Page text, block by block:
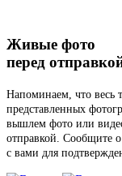
Живые фото
перед
Напоминаем, что весь
представленных
вышлем фото или
отправкой. Сообщите
с вами для